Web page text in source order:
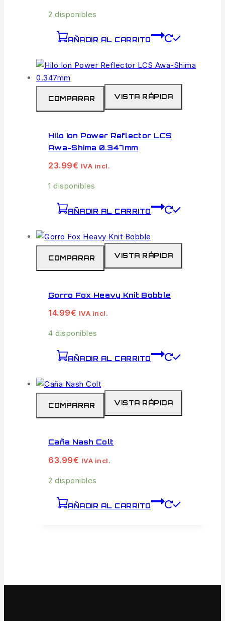
2 disponibles
AÑADIR AL CARRITO
COMPARAR VISTA RÁPIDA
Hilo Ion Power Reflector LCS
Awa-Shima 0.347mm
23.99€ IVA incl.
1 disponibles
AÑADIR AL CARRITO
COMPARAR VISTA RÁPIDA
Gorro Fox Heavy Knit Bobble
14.99€ IVA incl.
4 disponibles
AÑADIR AL CARRITO
COMPARAR VISTA RÁPIDA
Caña Nash Colt
63.99€ IVA incl.
2 disponibles
AÑADIR AL CARRITO